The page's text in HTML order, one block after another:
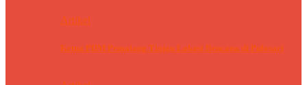
Artikel
Ketua PDM Pemalang Tinjau Lokasi Bencana di Pulosari